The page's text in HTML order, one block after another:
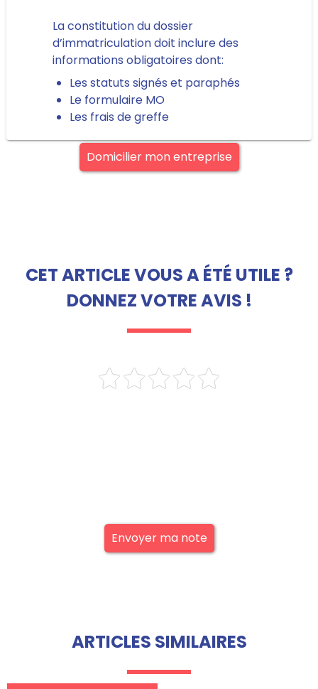
La constitution du dossier
d’immatriculation doit inclure des
informations obligatoires dont:
Les statuts signés et paraphés
Le formulaire MO
Les frais de greffe
Domicilier mon entreprise
CET ARTICLE VOUS A ÉTÉ UTILE ?
DONNEZ VOTRE AVIS !
Envoyer ma note
ARTICLES SIMILAIRES